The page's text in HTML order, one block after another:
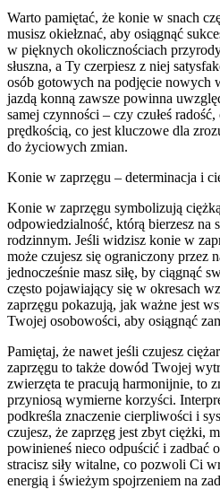
Warto pamiętać, że konie w snach
musisz okiełznać, aby osiągnąć
w pięknych okolicznościach
słuszna, a Ty czerpiesz z niej
osób gotowych na podjęcie nowych
jazdą konną zawsze powinna
samej czynności – czy czułeś
prędkością, co jest kluczowe dla
do życiowych zmian.
Konie w zaprzęgu – determinacja i
Konie w zaprzęgu symbolizują
odpowiedzialność, którą bierzesz
rodzinnym. Jeśli widzisz konie w
może czujesz się ograniczony przez
jednocześnie masz siłę, by ciągnąć
często pojawiający się w okresach
zaprzęgu pokazują, jak ważne jest
Twojej osobowości, aby osiągnąć
Pamiętaj, że nawet jeśli czujesz
zaprzęgu to także dowód Twojej
zwierzęta te pracują harmonijnie, to
przyniosą wymierne korzyści.
podkreśla znaczenie cierpliwości i
czujesz, że zaprzęg jest zbyt ciężki,
powinieneś nieco odpuścić i zadbać
stracisz siły witalne, co pozwoli Ci
energią i świeżym spojrzeniem na